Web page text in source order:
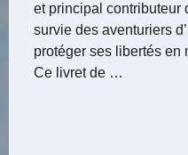
et principal contributeur
survie des aventuriers
protéger ses libertés en
Ce livret de …